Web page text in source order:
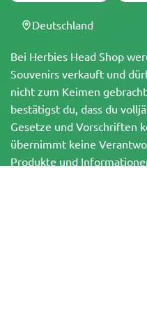
Bei Herbies Head Shop
Souvenirs verkauft und
nicht zum Keimen
bestätigst du, dass du
Gesetze und Vorschriften
übernimmt keine
Produkte und
Deutschland